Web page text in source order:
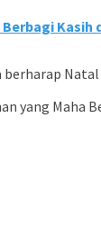
yang Maha